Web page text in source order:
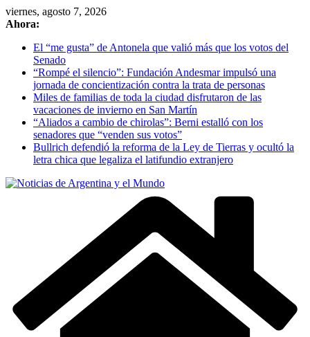
Skip
to
viernes, agosto 7, 2026
Ahora:
El “me gusta” de Antonela que valió más que los votos del
Senado
“Rompé el silencio”: Fundación Andesmar impulsó una
jornada de concientización contra la trata de personas
Miles de familias de toda la ciudad disfrutaron de las
vacaciones de invierno en San Martín
“Aliados a cambio de chirolas”: Berni estalló con los
senadores que “venden sus votos”
Bullrich defendió la reforma de la Ley de Tierras y ocultó la
letra chica que legaliza el latifundio extranjero